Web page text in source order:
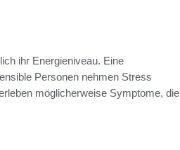
ihr Energieniveau. Eine
Personen nehmen Stress
möglicherweise Symptome, die